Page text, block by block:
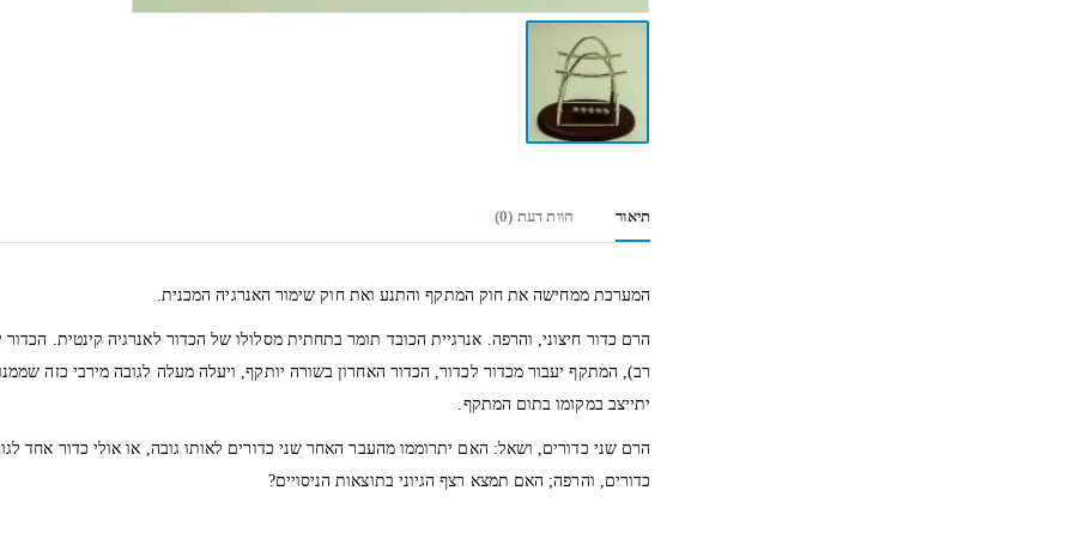
תיאור חוות דעת (0)
המערכת ממחישה את חוק המתקף והתנע ואת חוק שימור האנרגיה המכנית.
הרם כדור חיצוני, והרפה. אנרגיית הכובד תומר בתחתית מסלולו של הכדור לאנרגיה קינטית.
רב), המתקף יעבור מכדור לכדור, הכדור האחרון בשורה יותקף, ויעלה מעלה לגובה מירבי כזה
יתייצב במקומו בתום המתקף.
הרם שני כדורים, ושאל: האם יתרוממו מהעבר האחר שני כדורים לאותו גובה, או אולי כדור אחד
כדורים, והרפה; האם תמצא רצף הגיוני בתוצאות הניסויים?